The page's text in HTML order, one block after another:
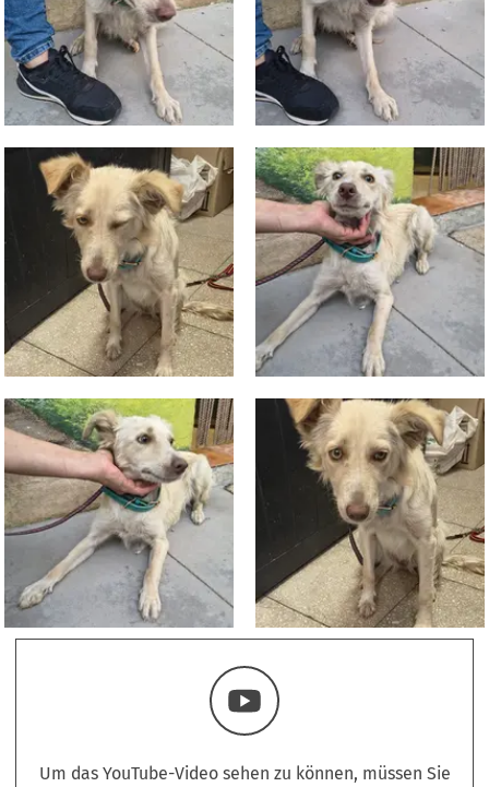
Um das YouTube-Video sehen zu können, müssen Sie